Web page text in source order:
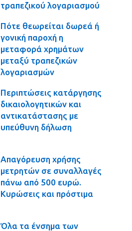
τραπεζικού λογαριασμού
Πότε θεωρείται δωρεά ή
γονική παροχή η
μεταφορά χρημάτων
μεταξύ τραπεζικών
λογαριασμών
Περιπτώσεις κατάργησης
δικαιολογητικών και
αντικατάστασης με
υπεύθυνη δήλωση
Απαγόρευση χρήσης
μετρητών σε συναλλαγές
πάνω από 500 ευρώ.
Κυρώσεις και πρόστιμα
Όλα τα ένσημα των